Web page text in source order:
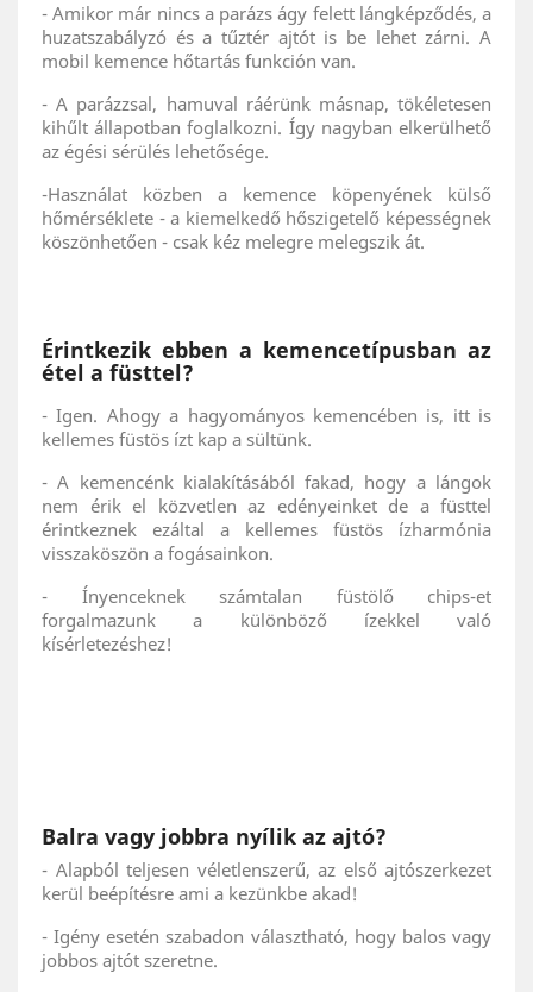
- Amikor már nincs a parázs ágy felett lángképződés, a
huzatszabályzó és a tűztér ajtót is be lehet zárni. A
mobil kemence hőtartás funkción van.
- A parázzsal, hamuval ráérünk másnap, tökéletesen
kihűlt állapotban foglalkozni. Így nagyban elkerülhető
az égési sérülés lehetősége.
-Használat közben a kemence köpenyének külső
hőmérséklete - a kiemelkedő hőszigetelő képességnek
köszönhetően - csak kéz melegre melegszik át.
Érintkezik ebben a kemencetípusban az
étel a füsttel?
- Igen. Ahogy a hagyományos kemencében is, itt is
kellemes füstös ízt kap a sültünk.
- A kemencénk kialakításából fakad, hogy a lángok
nem érik el közvetlen az edényeinket de a füsttel
érintkeznek ezáltal a kellemes füstös ízharmónia
visszaköszön a fogásainkon.
- Ínyenceknek számtalan füstölő chips-et
forgalmazunk a különböző ízekkel való
kísérletezéshez!
Balra vagy jobbra nyílik az ajtó?
- Alapból teljesen véletlenszerű, az első ajtószerkezet
kerül beépítésre ami a kezünkbe akad!
- Igény esetén szabadon választható, hogy balos vagy
jobbos ajtót szeretne.